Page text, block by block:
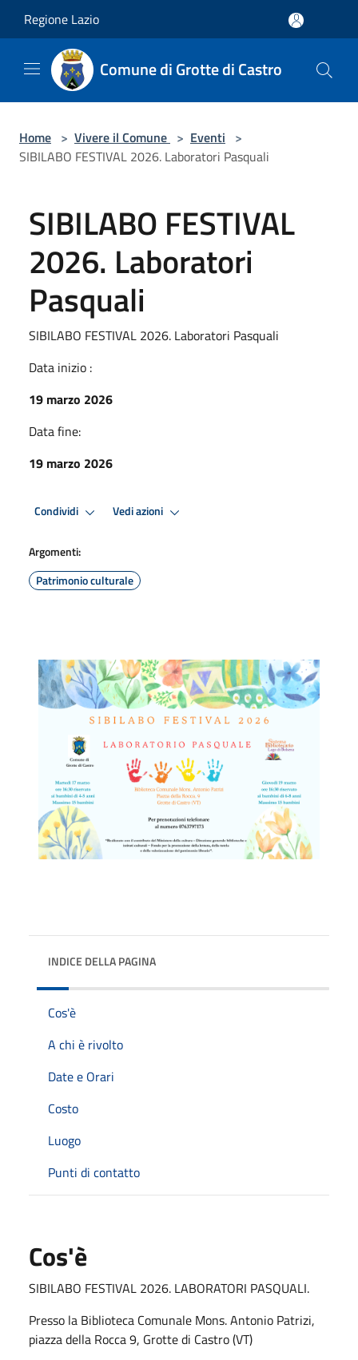
Regione Lazio
Comune di Grotte di Castro
Home > Vivere il Comune > Eventi >
SIBILABO FESTIVAL 2026. Laboratori Pasquali
SIBILABO FESTIVAL
2026. Laboratori
Pasquali
SIBILABO FESTIVAL 2026. Laboratori Pasquali
Data inizio :
19 marzo 2026
Data fine:
19 marzo 2026
Condividi Vedi azioni
Argomenti:
Patrimonio culturale
INDICE DELLA PAGINA
Cos'è
A chi è rivolto
Date e Orari
Costo
Luogo
Punti di contatto
Cos'è
SIBILABO FESTIVAL 2026. LABORATORI PASQUALI.
Presso la Biblioteca Comunale Mons. Antonio Patrizi,
piazza della Rocca 9, Grotte di Castro (VT)